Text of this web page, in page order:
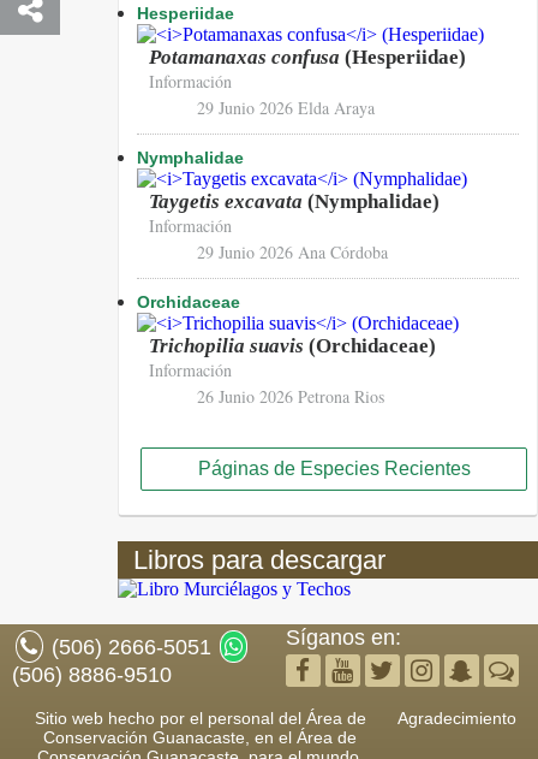
Hesperiidae
Potamanaxas confusa (Hesperiidae)
Información
29 Junio 2026 Elda Araya
Nymphalidae
Taygetis excavata (Nymphalidae)
Información
29 Junio 2026 Ana Córdoba
Orchidaceae
Trichopilia suavis (Orchidaceae)
Información
26 Junio 2026 Petrona Rios
Páginas de Especies Recientes
Libros para descargar
(506) 2666-5051
(506) 8886-9510
Síganos en:
Sitio web hecho por el personal del Área de
Conservación Guanacaste, en el Área de
Agradecimiento